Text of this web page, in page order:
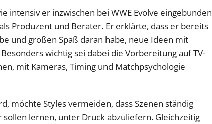
intensiv er inzwischen bei WWE Evolve eingebunden
Produzent und Berater. Er erklärte, dass er bereits
und großen Spaß daran habe, neue Ideen mit
wichtig sei dabei die Vorbereitung auf TV-
mit Kameras, Timing und Matchpsychologie
möchte Styles vermeiden, dass Szenen ständig
lernen, unter Druck abzuliefern. Gleichzeitig